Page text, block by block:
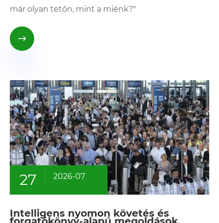
már olyan tetőn, mint a miénk?"

27 2026-07
Intelligens nyomon követés és